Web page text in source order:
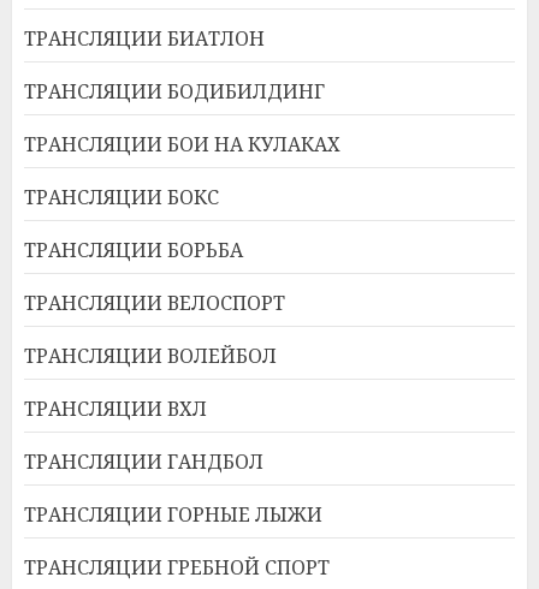
ТРАНСЛЯЦИИ БИАТЛОН
ТРАНСЛЯЦИИ БОДИБИЛДИНГ
ТРАНСЛЯЦИИ БОИ НА КУЛАКАХ
ТРАНСЛЯЦИИ БОКС
ТРАНСЛЯЦИИ БОРЬБА
ТРАНСЛЯЦИИ ВЕЛОСПОРТ
ТРАНСЛЯЦИИ ВОЛЕЙБОЛ
ТРАНСЛЯЦИИ ВХЛ
ТРАНСЛЯЦИИ ГАНДБОЛ
ТРАНСЛЯЦИИ ГОРНЫЕ ЛЫЖИ
ТРАНСЛЯЦИИ ГРЕБНОЙ СПОРТ